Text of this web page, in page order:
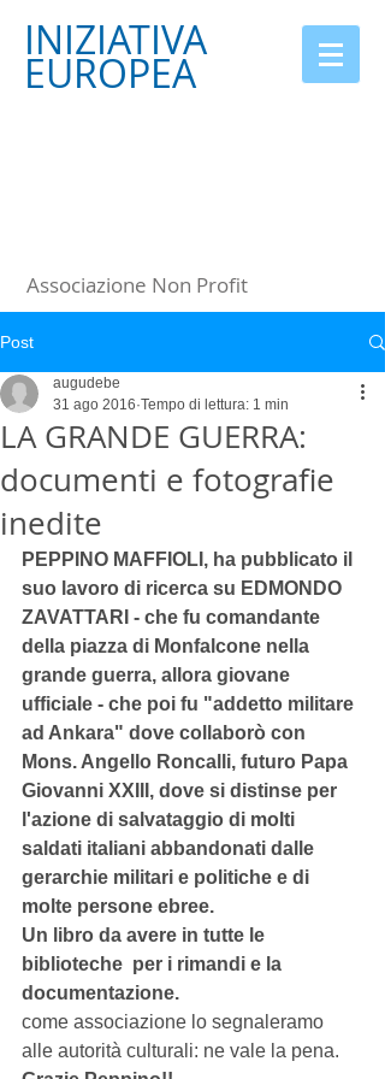
INIZIATIVA
EUROPEA
Associazione Non Profit
Post
LA GRANDE GUERRA:
documenti e fotografie
inedite
augudebe
31 ago 2016 Tempo di lettura: 1 min
PEPPINO MAFFIOLI, ha pubblicato il
suo lavoro di ricerca su EDMONDO
ZAVATTARI - che fu comandante
della piazza di Monfalcone nella
grande guerra, allora giovane
ufficiale - che poi fu "addetto militare
ad Ankara" dove collaborò con
Mons. Angello Roncalli, futuro Papa
Giovanni XXIII, dove si distinse per
l'azione di salvataggio di molti
saldati italiani abbandonati dalle
gerarchie militari e politiche e di
molte persone ebree.
Un libro da avere in tutte le
biblioteche  per i rimandi e la
documentazione.
come associazione lo segnaleramo
alle autorità culturali: ne vale la pena.